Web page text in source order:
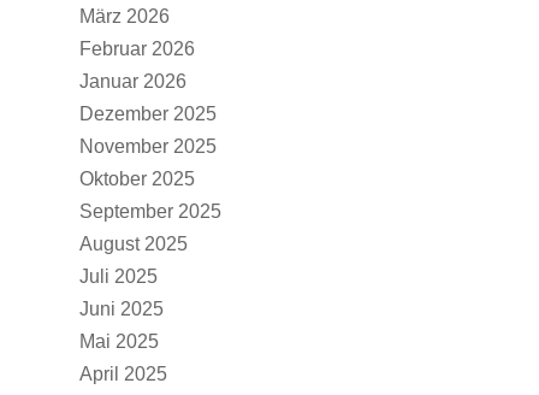
März 2026
Februar 2026
Januar 2026
Dezember 2025
November 2025
Oktober 2025
September 2025
August 2025
Juli 2025
Juni 2025
Mai 2025
April 2025